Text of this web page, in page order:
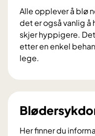
Alle opplever å blø
det er også vanlig å
skjer hyppigere.
etter en enkel
lege.
v
o
r
d
a
Her finner du